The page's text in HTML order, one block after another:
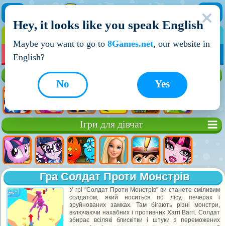
НОВІ ІГРИ
Ігри для дівчат
Гра Солдат Проти Монстрів
У грі "Солдат Проти Монстрів" ви станете сміливим
солдатом, який носиться по лісу, печерах і
зруйнованих замках. Там бігають різні монстри,
включаючи нахабних і противних Хаггі Ваггі. Солдат
збирає всілякі блискітки і штуки з переможених
Hey, it looks like you speak English
Maybe you want to go to 8Games.net, our website in
English?
Yes
No